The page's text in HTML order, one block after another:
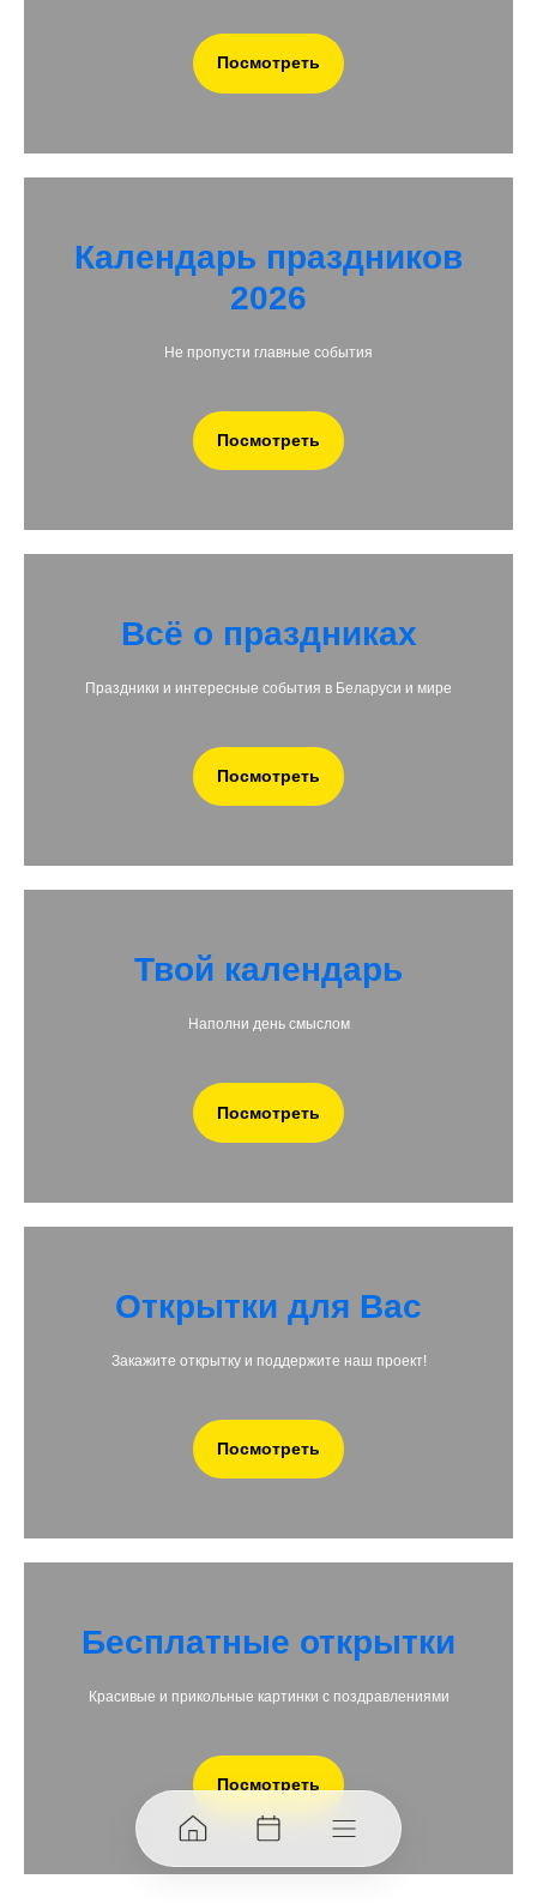
Посмотреть
Календарь праздников
2026
Не пропусти главные события
Посмотреть
Всё о праздниках
Праздники и интересные события в Беларуси и мире
Посмотреть
Твой календарь
Наполни день смыслом
Посмотреть
Открытки для Вас
Закажите открытку и поддержите наш проект!
Посмотреть
Бесплатные открытки
Красивые и прикольные картинки с поздравлениями
Посмотреть